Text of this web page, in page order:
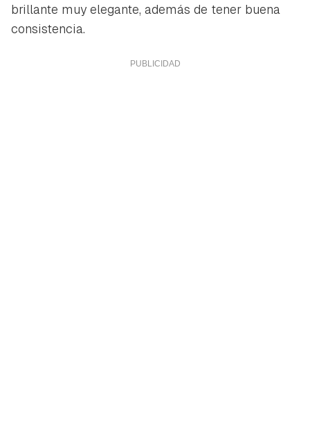
brillante muy elegante, además de tener buena
consistencia.